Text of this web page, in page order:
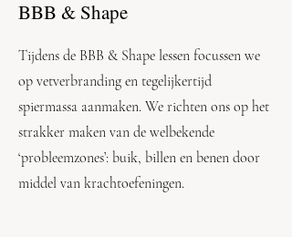
BBB & Shape
Tijdens de BBB & Shape lessen focussen we
op vetverbranding en tegelijkertijd
spiermassa aanmaken. We richten ons op het
strakker maken van de welbekende
‘probleemzones’: buik, billen en benen door
middel van krachtoefeningen.